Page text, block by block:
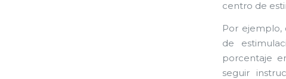
centro de
Por ejemplo,
de
porcentaje
seguir